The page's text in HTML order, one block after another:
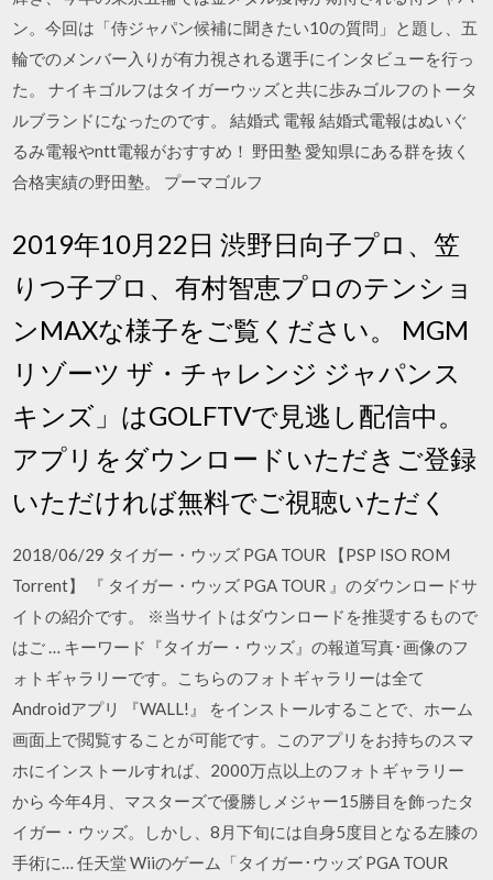
ン。今回は「侍ジャパン候補に聞きたい10の質問」と題し、五
輪でのメンバー入りが有力視される選手にインタビューを行っ
た。 ナイキゴルフはタイガーウッズと共に歩みゴルフのトータ
ルブランドになったのです。 結婚式 電報 結婚式電報はぬいぐ
るみ電報やntt電報がおすすめ！ 野田塾 愛知県にある群を抜く
合格実績の野田塾。 プーマゴルフ
2019年10月22日 渋野日向子プロ、笠
りつ子プロ、有村智恵プロのテンショ
ンMAXな様子をご覧ください。 MGM
リゾーツ ザ・チャレンジ ジャパンス
キンズ」はGOLFTVで見逃し配信中。
アプリをダウンロードいただきご登録
いただければ無料でご視聴いただく
2018/06/29 タイガー・ウッズ PGA TOUR 【PSP ISO ROM
Torrent】 『 タイガー・ウッズ PGA TOUR 』のダウンロードサ
イトの紹介です。 ※当サイトはダウンロードを推奨するもので
はご … キーワード『タイガー・ウッズ』の報道写真･画像のフ
ォトギャラリーです。こちらのフォトギャラリーは全て
Androidアプリ 『WALL!』 をインストールすることで、ホーム
画面上で閲覧することが可能です。このアプリをお持ちのスマ
ホにインストールすれば、2000万点以上のフォトギャラリー
から 今年4月、マスターズで優勝しメジャー15勝目を飾ったタ
イガー・ウッズ。しかし、8月下旬には自身5度目となる左膝の
手術に… 任天堂 Wiiのゲーム「タイガー･ウッズ PGA TOUR